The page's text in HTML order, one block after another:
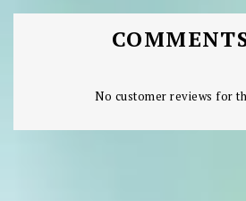
No customer reviews for